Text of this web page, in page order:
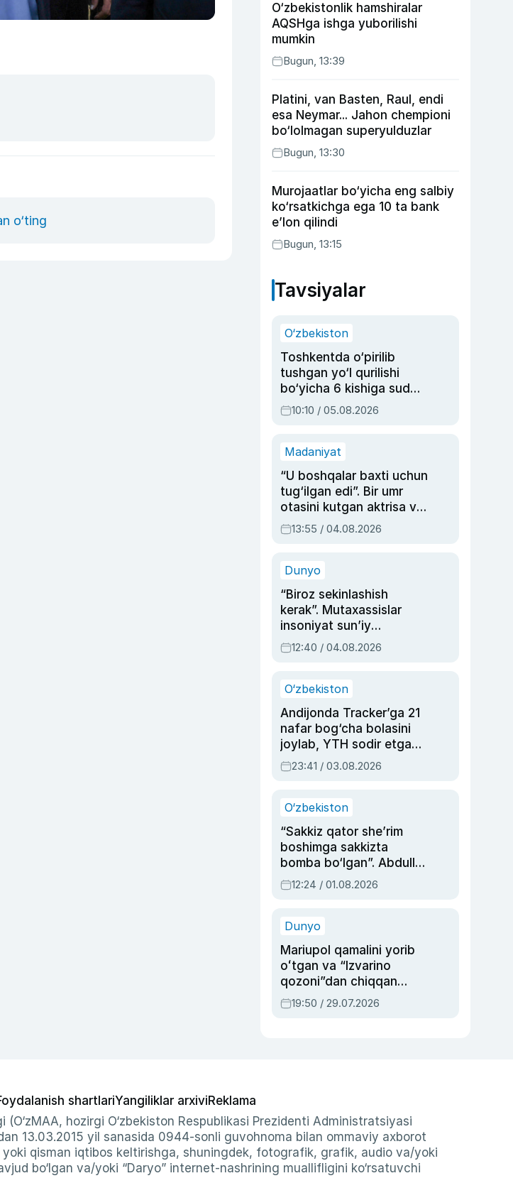
o‘ting
O‘zbekistonlik hamshiralar
AQSHga ishga yuborilishi
mumkin
Bugun, 13:39
Platini, van Basten, Raul, endi
esa Neymar... Jahon chempioni
bo‘lolmagan superyulduzlar
Bugun, 13:30
Murojaatlar bo‘yicha eng salbiy
ko‘rsatkichga ega 10 ta bank
e’lon qilindi
Bugun, 13:15
Tavsiyalar
O‘zbekiston
Toshkentda o‘pirilib
tushgan yo‘l qurilishi
bo‘yicha 6 kishiga sud
hukmi o‘qildi
10:10 / 05.08.2026
Madaniyat
“U boshqalar baxti uchun
tug‘ilgan edi”. Bir umr
otasini kutgan aktrisa va
dublyaj ustasi Rimma
Ahmedovaning
13:55 / 04.08.2026
Dunyo
“Biroz sekinlashish
kerak”. Mutaxassislar
insoniyat sun’iy
intellektni boshqara
olmay qolishidan xavotir
12:40 / 04.08.2026
O‘zbekiston
Andijonda Tracker’ga 21
nafar bog‘cha bolasini
joylab, YTH sodir etgan
ayolga sud hukmi o‘qildi
23:41 / 03.08.2026
O‘zbekiston
“Sakkiz qator she’rim
boshimga sakkizta
bomba bo‘lgan”. Abdulla
Oripovni siyosiy
ayblovlardan asrab
12:24 / 01.08.2026
Dunyo
Mariupol qamalini yorib
oʻtgan va “Izvarino
qozoni”dan chiqqan
qahramon — Ukraina
armiyasi bosh
19:50 / 29.07.2026
shartlariYangiliklar arxiviReklama
hozirgi O‘zbekiston Respublikasi Prezidenti Administratsiyasi
13.03.2015 yil sanasida 0944-sonli guvohnoma bilan ommaviy axborot
qisman iqtibos keltirishga, shuningdek, fotografik, grafik, audio va/yoki
bo‘lgan va/yoki “Daryo” internet-nashrining muallifligini ko‘rsatuvchi